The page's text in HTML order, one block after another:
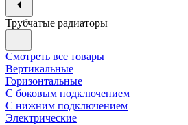
Трубчатые радиаторы
Смотреть все товары
Вертикальные
Горизонтальные
С боковым подключением
С нижним подключением
Электрические